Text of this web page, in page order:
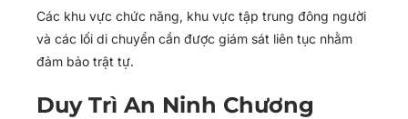
Các khu vực chức năng, khu vực tập trung đông người
và các lối di chuyển cần được giám sát liên tục nhằm
đảm bảo trật tự.
Duy Trì An Ninh Chương